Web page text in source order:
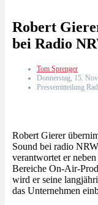
Robert
bei Radio
Tom Sprenger
Donnerstag, 15.
Pressemitteilung
Robert Gierer
Sound bei radio
verantwortet er
Bereiche On-Air-
wird er seine
das Unternehmen